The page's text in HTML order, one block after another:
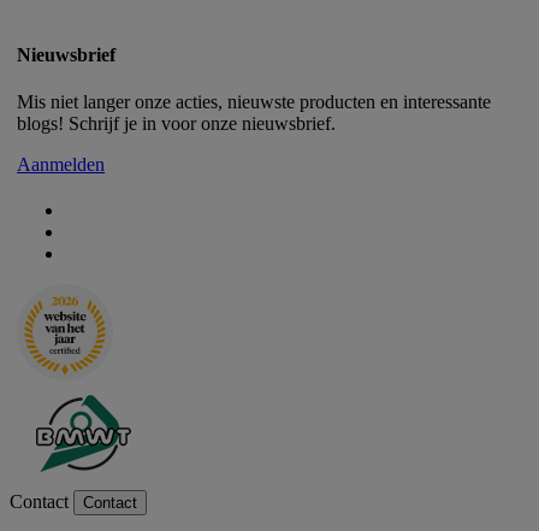
Nieuwsbrief
Mis niet langer onze acties, nieuwste producten en interessante
blogs! Schrijf je in voor onze nieuwsbrief.
Aanmelden
Contact Contact